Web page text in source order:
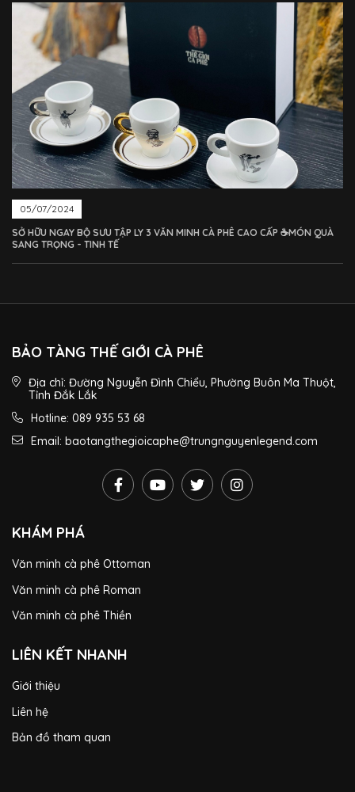
05/07/2024
SỞ HỮU NGAY BỘ SƯU TẬP LY 3 VĂN MINH CÀ PHÊ CAO CẤP ☕MÓN QUÀ
SANG TRỌNG - TINH TẾ
BẢO TÀNG THẾ GIỚI CÀ PHÊ
Địa chỉ: Đường Nguyễn Đình Chiểu, Phường Buôn Ma Thuột,
Tỉnh Đắk Lắk
Hotline: 089 935 53 68
Email: baotangthegioicaphe@trungnguyenlegend.com
KHÁM PHÁ
Văn minh cà phê Ottoman
Văn minh cà phê Roman
Văn minh cà phê Thiền
LIÊN KẾT NHANH
Giới thiệu
Liên hệ
Bản đồ tham quan